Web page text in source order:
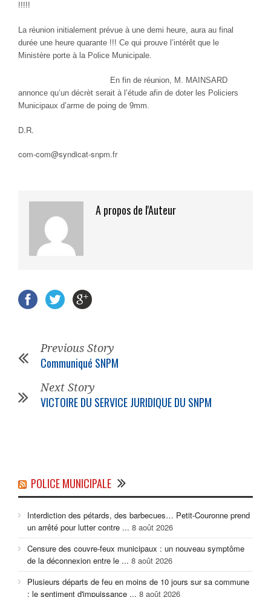
!!!!!
La réunion initialement prévue à une demi heure, aura au final
durée une heure quarante !!! Ce qui prouve l’intérêt que le
Ministère porte à la Police Municipale.
En fin de réunion, M. MAINSARD
annonce qu’un décrèt serait à l’étude afin de doter les Policiers
Municipaux d’arme de poing de 9mm.
D.R.
com-com@syndicat-snpm.fr
A propos de l'Auteur
Previous Story
Communiqué SNPM
Next Story
VICTOIRE DU SERVICE JURIDIQUE DU SNPM
POLICE MUNICIPALE
Interdiction des pétards, des barbecues… Petit-Couronne prend
un arrêté pour lutter contre ... 8 août 2026
Censure des couvre-feux municipaux : un nouveau symptôme
de la déconnexion entre le ... 8 août 2026
Plusieurs départs de feu en moins de 10 jours sur sa commune
: le sentiment d'impuissance ... 8 août 2026